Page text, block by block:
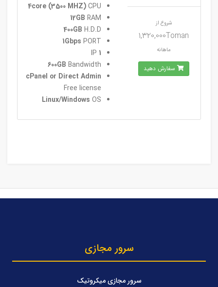
4core (3500 MHZ)CPU
12GB RAM
400GB H.D.D
1Gbps PORT
1
600GB Bandwidth
cPanel or Direct Admin
Free license
Linux/Windows OS
شروع از
1,320,000Toman
ماهانه
سفارش دهید
سرور مجازی
سرور مجازی میکروتیک